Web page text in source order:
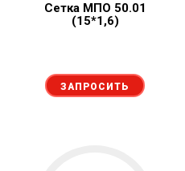
Сетка МПО 50.01
(15*1,6)
ЗАПРОСИТЬ